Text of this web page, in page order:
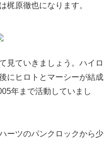
梶原徹也になります。
見ていきましょう。ハイロ
にヒロトとマーシーが結成
年まで活動していまし
ーツのパンクロックから少